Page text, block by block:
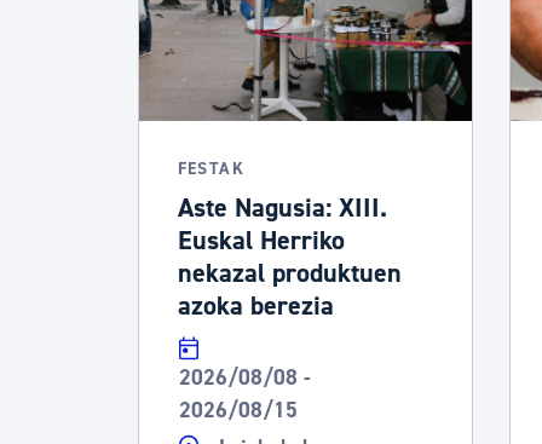
FESTAK
Aste Nagusia: XIII.
Euskal Herriko
nekazal produktuen
azoka berezia
2026/08/08 -
2026/08/15